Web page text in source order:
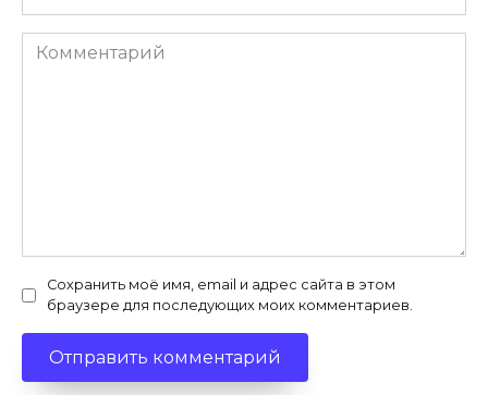
Комментарий
Сохранить моё имя, email и адрес сайта в этом
браузере для последующих моих комментариев.